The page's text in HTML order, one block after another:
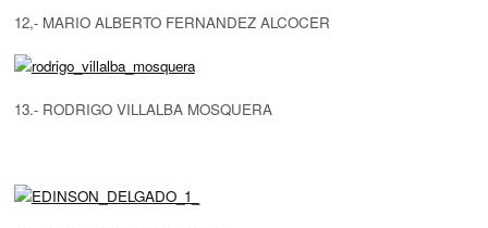
12,- MARIO ALBERTO FERNANDEZ ALCOCER
13.- RODRIGO VILLALBA MOSQUERA